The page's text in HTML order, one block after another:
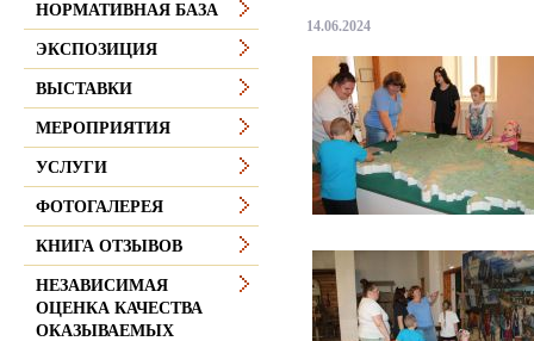
14.06.2024
НОРМАТИВНАЯ БАЗА
ЭКСПОЗИЦИЯ
ВЫСТАВКИ
МЕРОПРИЯТИЯ
УСЛУГИ
ФОТОГАЛЕРЕЯ
КНИГА ОТЗЫВОВ
НЕЗАВИСИМАЯ
ОЦЕНКА КАЧЕСТВА
ОКАЗЫВАЕМЫХ